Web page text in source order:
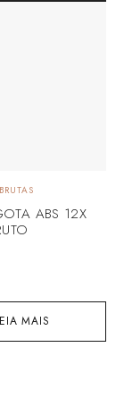
MAIS
BRUTAS
ABS 12X